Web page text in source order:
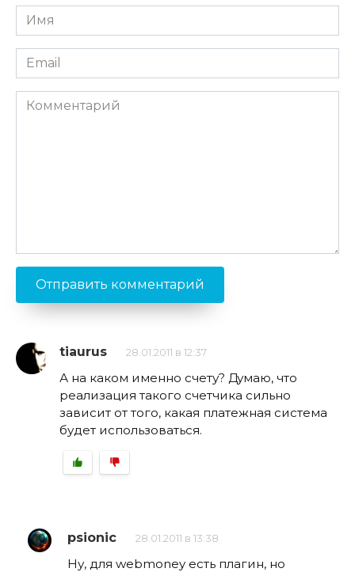
Имя
*
Email
*
Комментарий
tiaurus 28.01.2011 в 12:37
А на каком именно счету? Думаю, что
реализация такого счетчика сильно
зависит от того, какая платежная система
будет использоваться.
psionic 28.01.2011 в 13:38
Ну, для webmoney есть плагин, но